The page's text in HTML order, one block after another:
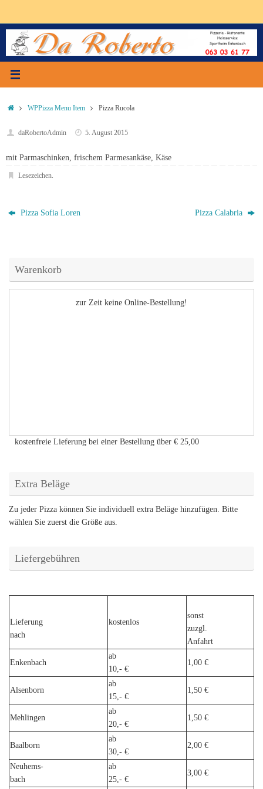
springen
StartWPPizza Menu Item Pizza Rucola
daRobertoAdmin 5. August 2015
mit Parmaschinken, frischem Parmesankäse, Käse
Lesezeichen.
Pizza Sofia Loren Pizza Calabria
Warenkorb
zur Zeit keine Online-Bestellung!
kostenfreie Lieferung bei einer Bestellung über € 25,00
Extra Beläge
Zu jeder Pizza können Sie individuell extra Beläge hinzufügen. Bitte
wählen Sie zuerst die Größe aus.
Liefergebühren
Lieferung
nach
kostenlos
sonst
zuzgl.
Anfahrt
Enkenbach
ab
10,- €
1,00 €
Alsenborn
ab
15,- €
1,50 €
Mehlingen
ab
20,- €
1,50 €
Baalborn
ab
30,- €
2,00 €
Neuhems-
bach
ab
25,- €
3,00 €